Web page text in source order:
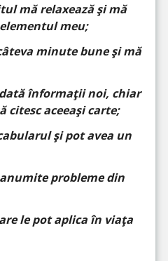
mă relaxează și mă
meu;
minute bune și mă
înformații noi, chiar
citesc aceeași carte;
și pot avea un
probleme din
le pot aplica în viața